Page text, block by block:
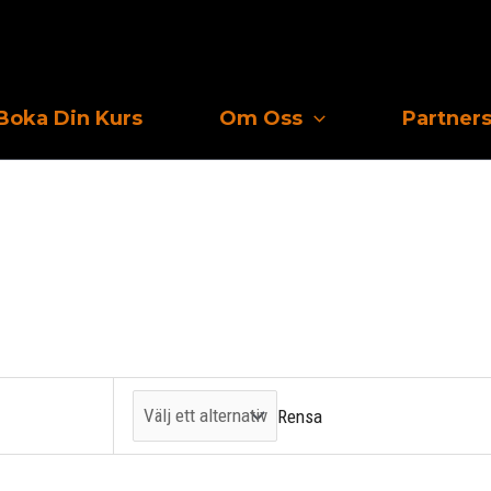
Din Kurs Om Oss Partners
Rensa